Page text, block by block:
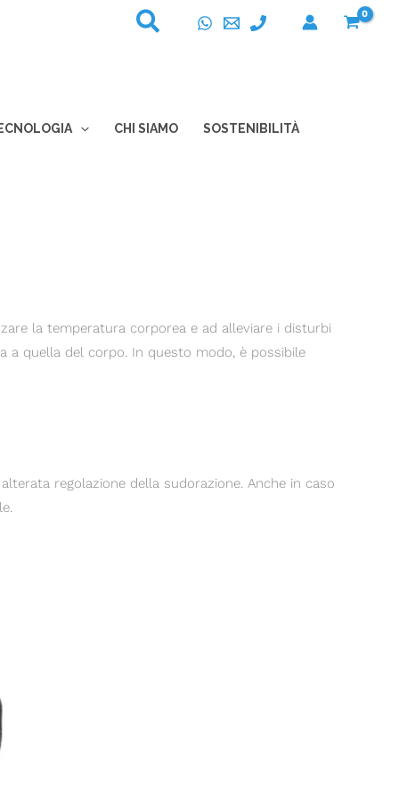
CHI SIAMO SOSTENIBILITÀ
la temperatura corporea e ad alleviare i disturbi
a quella del corpo. In questo modo, è possibile
regolazione della sudorazione. Anche in caso